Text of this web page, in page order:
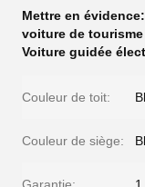
Mettre en évidence:
voiture de
Voiture guidée
Couleur de toit:
Couleur de siège: